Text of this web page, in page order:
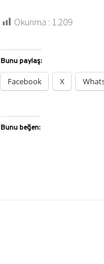
Okunma : 1.209
Bunu paylaş:
Facebook X
Bunu beğen: